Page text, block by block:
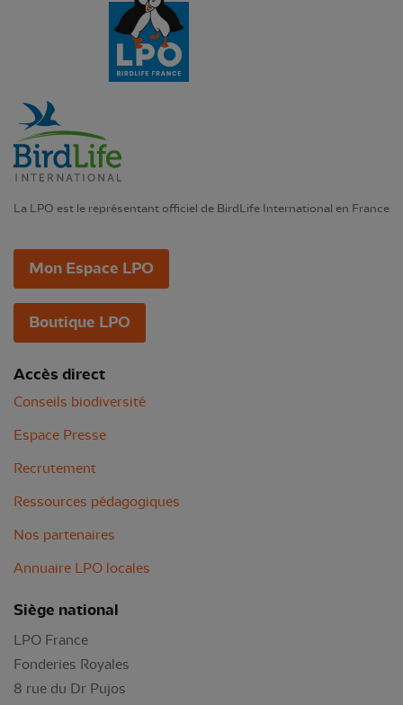
La LPO est le représentant officiel de BirdLife International en France
Mon Espace LPO
Boutique LPO
Accès direct
Conseils biodiversité
Espace Presse
Recrutement
Ressources pédagogiques
Nos partenaires
Annuaire LPO locales
Siège national
LPO France
Fonderies Royales
8 rue du Dr Pujos